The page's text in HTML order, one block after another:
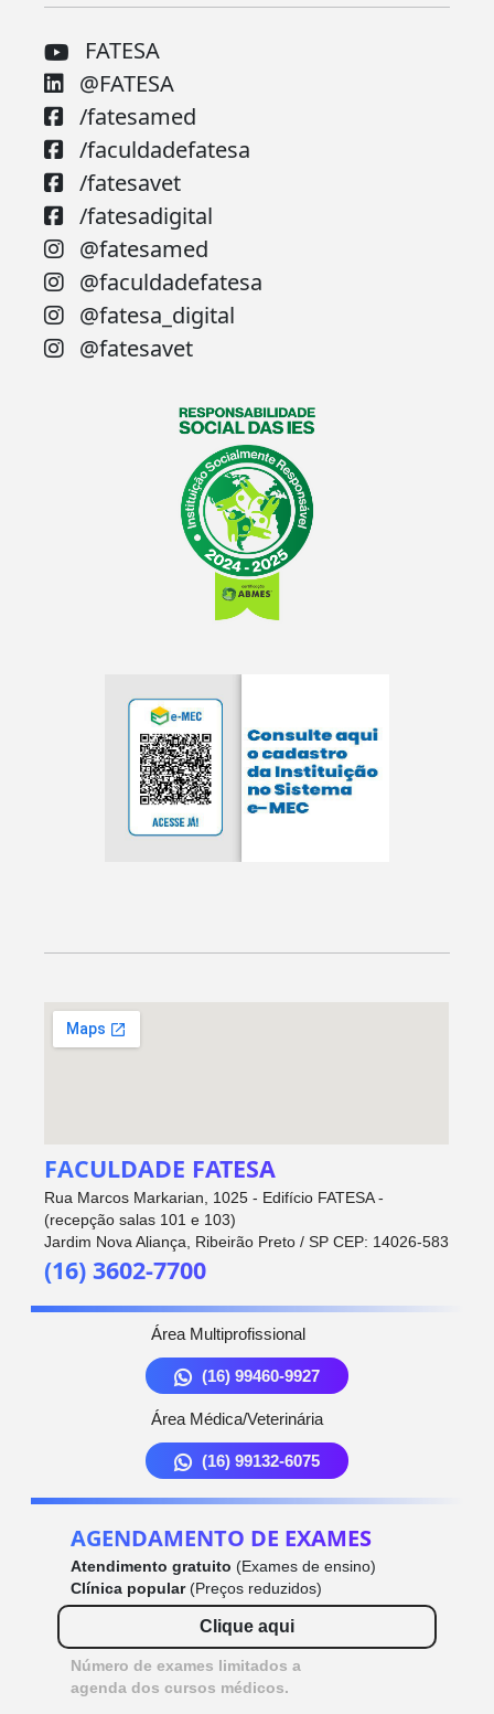
FATESA
@FATESA
/fatesamed
/faculdadefatesa
/fatesavet
/fatesadigital
@fatesamed
@faculdadefatesa
@fatesa_digital
@fatesavet
FACULDADE FATESA
Rua Marcos Markarian, 1025 - Edifício FATESA -
(recepção salas 101 e 103)
Jardim Nova Aliança, Ribeirão Preto / SP CEP: 14026-583
(16) 3602-7700
Área Multiprofissional
(16) 99460-9927
Área Médica/Veterinária
(16) 99132-6075
AGENDAMENTO DE EXAMES
Atendimento gratuito (Exames de ensino)
Clínica popular(Preços reduzidos)
Clique aqui
Número de exames limitados a
agenda dos cursos médicos.